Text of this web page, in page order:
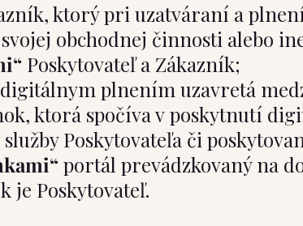
ktorý pri uzatváraní a
obchodnej činnosti alebo
Poskytovateľ a Zákazník;
plnením uzavretá
ktorá spočíva v poskytnutí
Poskytovateľa či
portál prevádzkovaný na
je Poskytovateľ.